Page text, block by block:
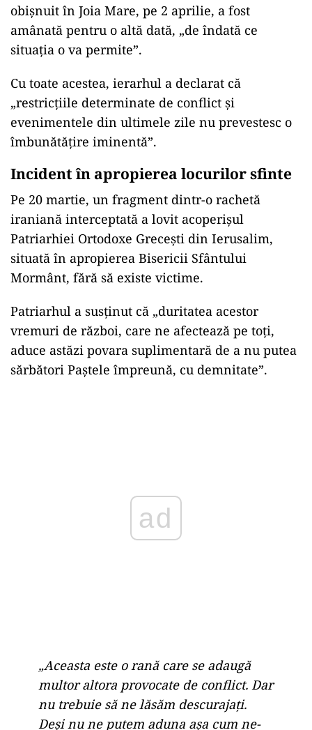
obișnuit în Joia Mare, pe 2 aprilie, a fost
amânată pentru o altă dată, „de îndată ce
situaţia o va permite”.
Cu toate acestea, ierarhul a declarat că
„restricţiile determinate de conflict şi
evenimentele din ultimele zile nu prevestesc o
îmbunătăţire iminentă”.
Incident în apropierea locurilor sfinte
Pe 20 martie, un fragment dintr-o rachetă
iraniană interceptată a lovit acoperişul
Patriarhiei Ortodoxe Greceşti din Ierusalim,
situată în apropierea Bisericii Sfântului
Mormânt, fără să existe victime.
Patriarhul a susținut că „duritatea acestor
vremuri de război, care ne afectează pe toţi,
aduce astăzi povara suplimentară de a nu putea
sărbători Paştele împreună, cu demnitate”.
ad
„Aceasta este o rană care se adaugă
multor altora provocate de conflict. Dar
nu trebuie să ne lăsăm descurajaţi.
Deşi nu ne putem aduna aşa cum ne-